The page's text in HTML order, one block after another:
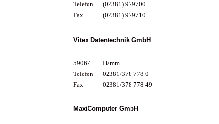
Telefon
(02381) 979700
Fax
(02381) 979710
Vitex Datentechnik GmbH
59067
Hamm
Telefon
02381/378 778 0
Fax
02381/378 778 49
MaxiComputer GmbH